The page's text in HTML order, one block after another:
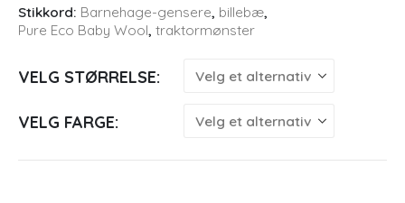
Stikkord: Barnehage-gensere, billebæ,
Pure Eco Baby Wool, traktormønster
VELG STØRRELSE
VELG FARGE